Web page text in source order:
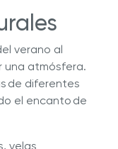
verano al
una atmósfera.
de diferentes
el encanto de
velas